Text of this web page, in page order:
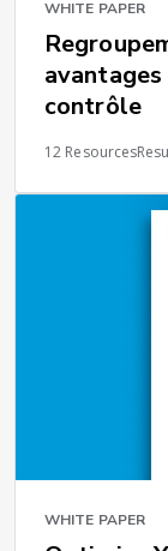
WHITE PAPER
contrôle
12
WHITE PAPER